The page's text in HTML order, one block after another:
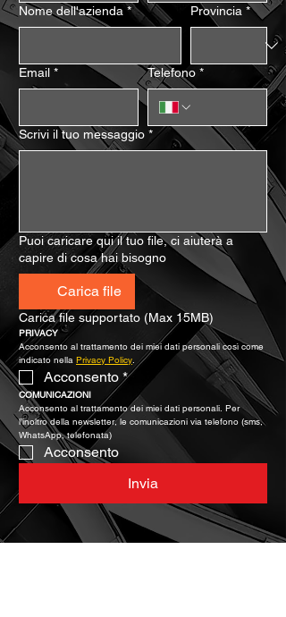
Nome dell'azienda * Provincia *
Email * Telefono *
Scrivi il tuo messaggio *
Puoi caricare qui il tuo file, ci aiuterà a
capire di cosa hai bisogno
Carica file
Carica file supportato (Max 15MB)
PRIVACY
Acconsento al trattamento dei miei dati personali così come
indicato nella Privacy Policy.
Acconsento *
COMUNICAZIONI
Acconsento al trattamento dei miei dati personali. Per
l’inoltro della newsletter, le comunicazioni via telefono (sms,
WhatsApp, telefonata)
Acconsento
Invia